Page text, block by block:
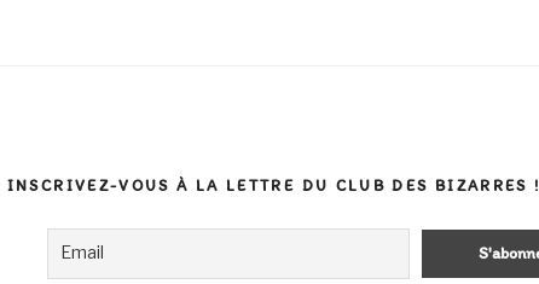
INSCRIVEZ-VOUS À LA LETTRE DU CLUB DES BIZARRES !